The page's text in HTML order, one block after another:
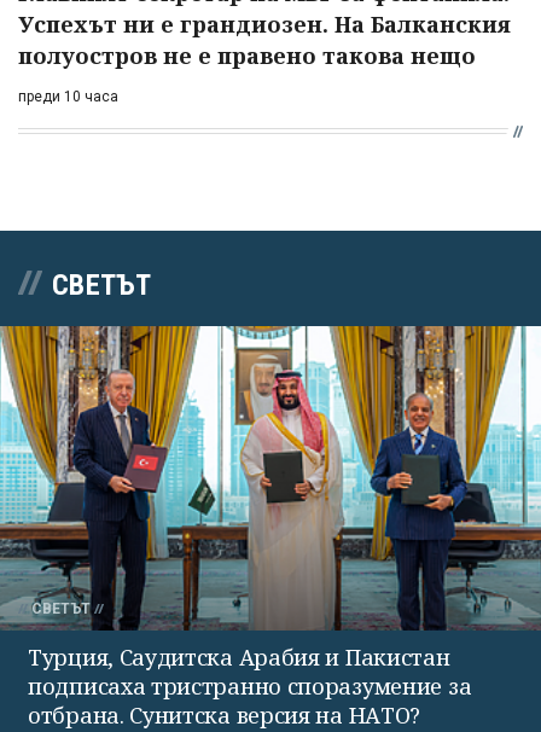
Успехът ни е грандиозен. На Балканския
полуостров не е правено такова нещо
преди 10 часа
СВЕТЪТ
СВЕТЪТ
Турция, Саудитска Арабия и Пакистан
подписаха тристранно споразумение за
отбрана. Сунитска версия на НАТО?